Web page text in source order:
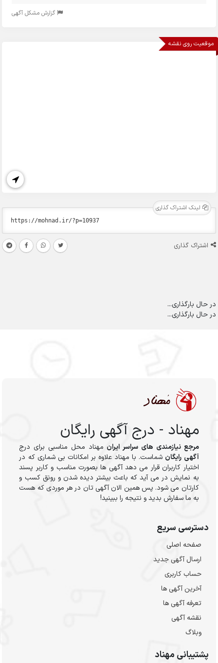
گزارش مشکل آگهی
موقعیت روی نقشه
لینک اشتراک گذاری
اشتراک گذاری
در حال بارگذاری...
در حال بارگذاری...
مهناد - درج آگهی رایگان
مرجع نیازمندی های سراسر ایران مهناد محل مناسبی برای درج
آگهی رایگان شماست. با مهناد علاوه بر امکانات بی شماری که در
اختیار کاربران قرار می دهد آگهی ها بصورت مناسب و کاربر پسند
به نمایش در می آید که باعث بیشتر دیده شدن و رونق کسب و
کارتان می شود. پس همین الان آگهی تان در هر موردی که هست
به ما سفارش بدید و نتیجه را ببینید!
دسترسی سریع
صفحه اصلی
ارسال‌ آگهی جدید
حساب کاربری
آخرین آگهی ها
تعرفه آگهی ها
نقشه آگهی
وبلاگ
پشتیبانی مهناد